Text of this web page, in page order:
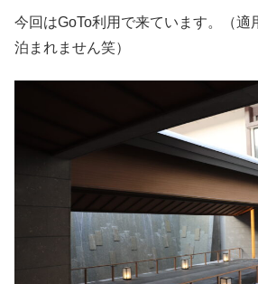
今回はGoTo利用で来ています。（適
泊まれません笑）